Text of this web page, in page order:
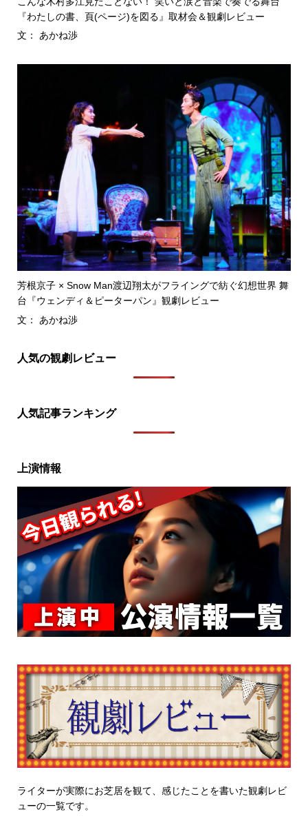
『わたしの書、頁(ページ)を図る』取材会＆観劇レビュー
文： あかね渉
芳根京子 × Snow Man渡辺翔太がフライングで紡ぐ幻想世界 舞
台『ウェンディ＆ピーターパン』観劇レビュー
文： あかね渉
人気の観劇レビュー
人気記事ランキング
上演情報
ライターが実際にお芝居を観て、感じたことを書いた観劇レビ
ューの一覧です。